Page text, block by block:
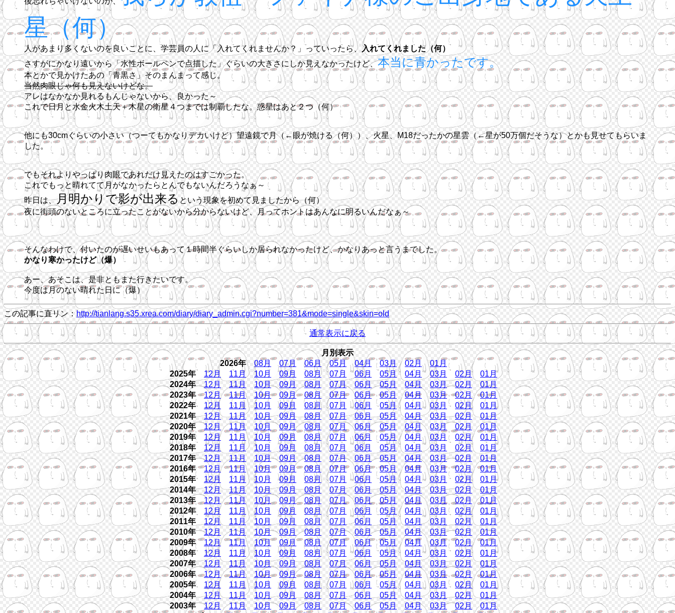
星（何）
人があまり多くないのを良いことに、学芸員の人に「入れてくれませんか？」っていったら、 入れてくれました（何）
さすがにかなり遠いから「水性ボールペンで点描した」ぐらいの大きさにしか見えなかったけど、本当に青かったです。
本とかで見かけたあの「青黒さ」そのまんまって感じ。
当然肉眼じゃ何も見えないけどな。
アレはなかなか見れるもんじゃないから、良かった～
これで日月と水金火木土天＋木星の衛星４つまでは制覇したな。惑星はあと２つ（何）
他にも30cmぐらいの小さい（つーてもかなりデカいけど）望遠鏡で月（←眼が焼ける（何））、火星、M18だったかの星雲（←星が50万個だそうな）とかも見せてもらいま
した。
でもそれよりやっぱり肉眼であれだけ見えたのはすごかった。
これでもっと晴れてて月がなかったらとんでもないんだろうなぁ～
昨日は、月明かりで影が出来る という現象を初めて見ましたから（何）
夜に街頭のないところに立ったことがないから分からないけど、月ってホントはあんなに明るいんだなぁ～
そんなわけで、付いたのが遅いせいもあって１時間半ぐらいしか居られなかったけど、かなりあっと言うまでした。
かなり寒かったけど（爆）
あー、あそこは、是非ともまた行きたいです。
今度は月のない晴れた日に（爆）
この記事に直リン： http://tianlang.s35.xrea.com/diary/diary_admin.cgi?number=381&mode=single&skin=old
通常表示に戻る
月別表示
2026年 08月 07月 06月 05月 04月 03月 02月
01月
2025年 12月 11月 10月 09月 08月 07月 06月 05月 04月 03月 02月
01月
2024年12月 11月 10月 09月 08月 07月 06月 05月 04月 03月 02月
01月
2023年12月 11月 10月 09月 08月 07月 06月 05月 04月 03月 02月
01月
2022年 12月 11月 10月 09月 08月 07月 06月 05月 04月 03月 02月
01月
2021年12月 11月 10月 09月 08月 07月 06月 05月 04月 03月 02月
01月
2020年12月 11月 10月 09月 08月 07月 06月 05月 04月 03月 02月
01月
2019年 12月 11月 10月 09月 08月 07月 06月 05月 04月 03月 02月
01月
2018年 12月 11月 10月 09月 08月 07月 06月 05月 04月 03月 02月
01月
2017年12月 11月 10月 09月 08月 07月 06月 05月 04月 03月 02月
01月
2016年12月 11月 10月 09月 08月 07月 06月 05月 04月 03月 02月
01月
2015年 12月 11月 10月 09月 08月 07月 06月 05月 04月 03月 02月
01月
2014年12月 11月 10月 09月 08月 07月 06月 05月 04月 03月 02月
01月
2013年12月 11月 10月 09月 08月 07月 06月 05月 04月 03月 02月
01月
2012年 12月 11月 10月 09月 08月 07月 06月 05月 04月 03月 02月
01月
2011年 12月 11月 10月 09月 08月 07月 06月 05月 04月 03月 02月
01月
2010年12月 11月 10月 09月 08月 07月 06月 05月 04月 03月 02月
01月
2009年12月 11月 10月 09月 08月 07月 06月 05月 04月 03月 02月
01月
2008年 12月 11月 10月 09月 08月 07月 06月 05月 04月 03月 02月
01月
2007年12月 11月 10月 09月 08月 07月 06月 05月 04月 03月 02月
01月
2006年12月 11月 10月 09月 08月 07月 06月 05月 04月 03月 02月
01月
2005年 12月 11月 10月 09月 08月 07月 06月 05月 04月 03月 02月
01月
2004年12月 11月 10月 09月 08月 07月 06月 05月 04月 03月 02月
01月
2003年12月 11月 10月 09月 08月 07月 06月 05月 04月 03月 02月
01月